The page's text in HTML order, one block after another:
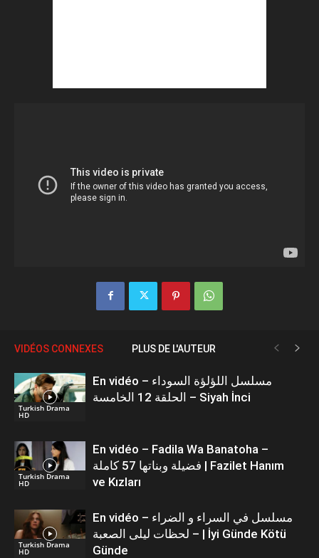
VIDÉOS CONNEXES PLUS DE L'AUTEUR
Turkish Drama
HD
En vidéo – مسلسل اللؤلؤة السوداء
الحلقة 12 الخامسة – Siyah İnci
Turkish Drama
HD
En vidéo – Fadila Wa Banatoha –
فضيلة وبناتها 57 كاملة | Fazilet Hanım
ve Kızları
Turkish Drama
HD
En vidéo – مسلسل في السراء و الضراء
– لحظات ليلى الصعبة | İyi Günde Kötü
Günde